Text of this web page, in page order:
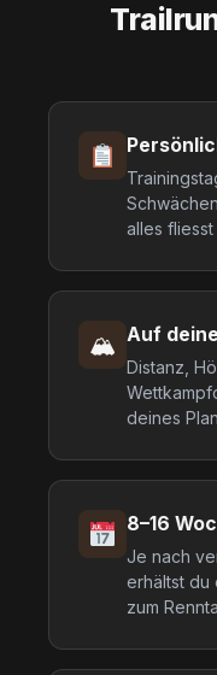
alles
🏔 Auf
Distanz,
deines
8–16
Je nach
erhältst du
zum